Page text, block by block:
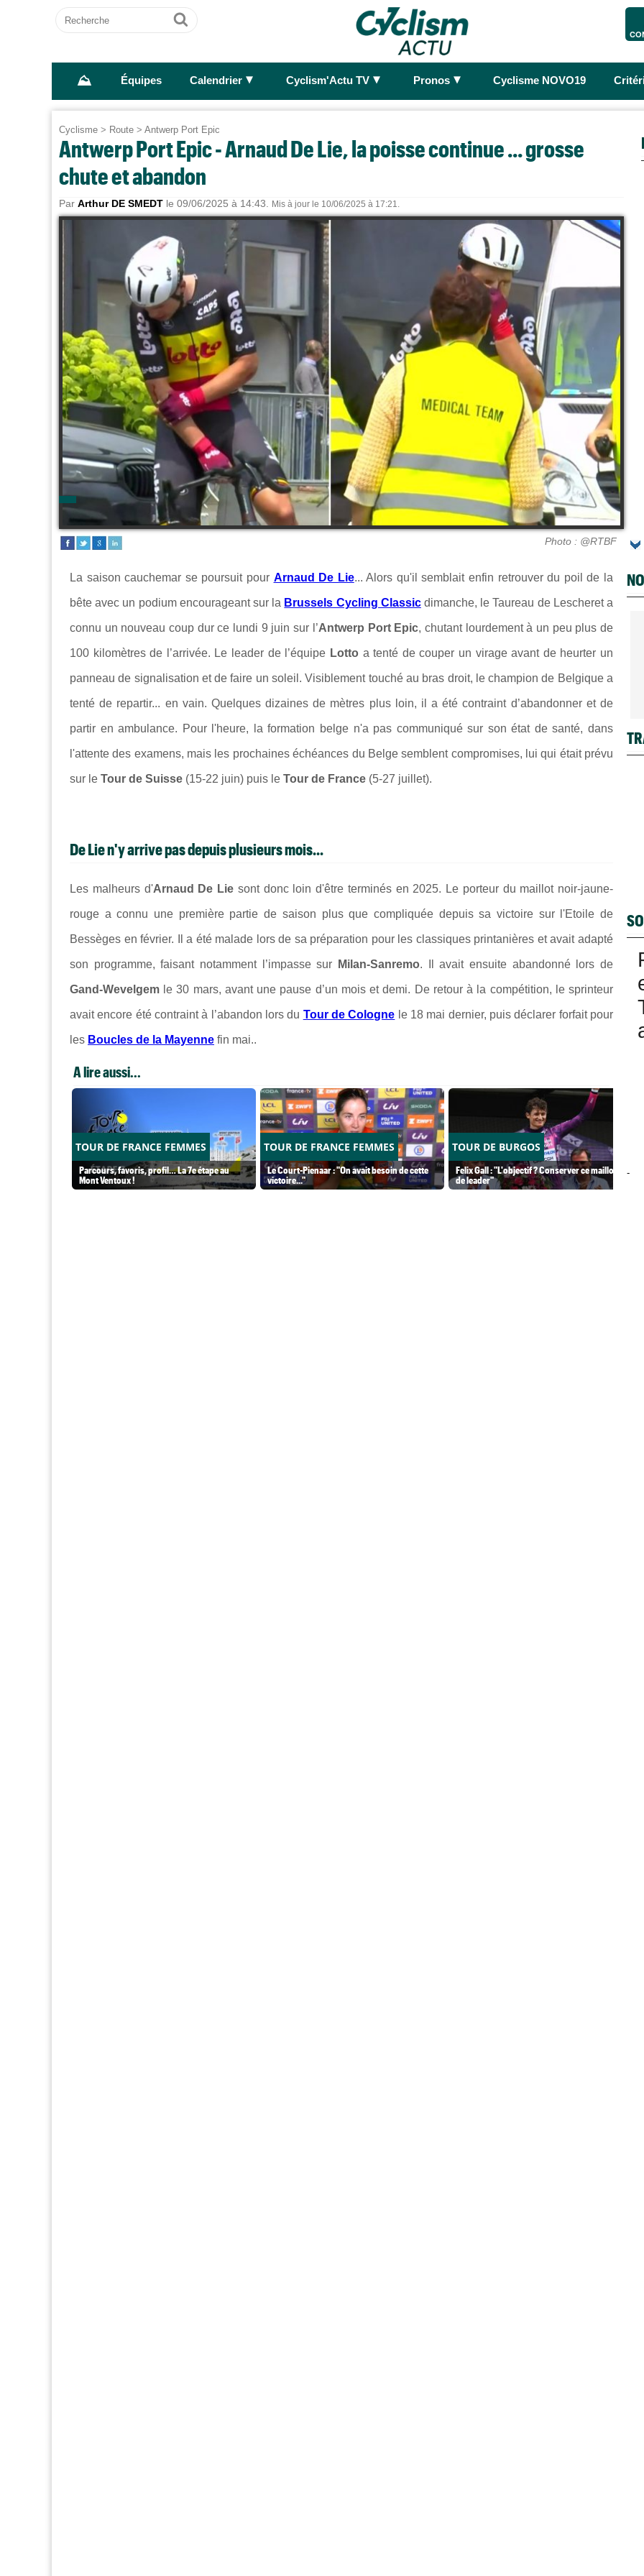
Recherche
Ok
⛰ Équipes Calendrier ► Cyclism'Actu TV ► Pronos ► Cyclisme NOVO19
Cyclisme > Route > Antwerp Port Epic
Antwerp Port Epic - Arnaud De Lie, la poisse continue ... grosse
chute et abandon
Par Arthur DE SMEDT le 09/06/2025 à 14:43. Mis à jour le 10/06/2025 à 17:21.
Photo : @RTBF
La saison cauchemar se poursuit pour Arnaud De Lie... Alors qu'il semblait enfin retrouver du poil de la
bête avec un podium encourageant sur la Brussels Cycling Classicdimanche, le Taureau de Lescheret a
connu un nouveau coup dur ce lundi 9 juinsur l’Antwerp Port Epic, chutant lourdement à un peu plus de
100 kilomètres de l’arrivée. Le leader de l’équipe Lotto a tenté de couper un virage avant de heurter un
panneau de signalisation et de faire un soleil.Visiblement touché au bras droit, le champion de Belgique a
tenté de repartir... en vain. Quelques dizaines de mètres plus loin, il a été contraint d’abandonner et de
partir en ambulance. Pour l'heure, la formation belge n'a pas communiqué sur son état de santé, dans
l'attente des examens, mais les prochaines échéances du Belge semblent compromises, lui qui était prévu
sur le Tour de Suisse (15-22 juin) puis le Tour de France (5-27 juillet).
De Lie n'y arrive pas depuis plusieurs mois...
Les malheurs d'Arnaud De Lie sont donc loin d'être terminés en 2025. Le porteur du maillot noir-jaune-
rouge a connu une première partie de saison plus que compliquée depuis sa victoire sur l'Etoile de
Bessèges en février. Il a été malade lors de sa préparation pour les classiques printanières et avait adapté
son programme, faisant notamment l’impasse sur Milan-Sanremo. Il avait ensuite abandonné lors de
Gand-Wevelgem le 30 mars, avant une pause d’un mois et demi. De retour à la compétition, le sprinteur
avait encore été contraint à l’abandon lors du Tour de Cologne le 18 mai dernier, puis déclarer forfait pour
les Boucles de la Mayenne fin mai..
A lire aussi...
TOUR DE FRANCE FEMMES
Parcours, favoris, profil… La 7e étape au
Mont Ventoux !
TOUR DE FRANCE FEMMES
Le Court-Pienaar : "On avait besoin de cette
victoire..."
TOUR DE BURGOS
Felix Gall : "L'objectif ? Conserver ce maillot
de leader"
-